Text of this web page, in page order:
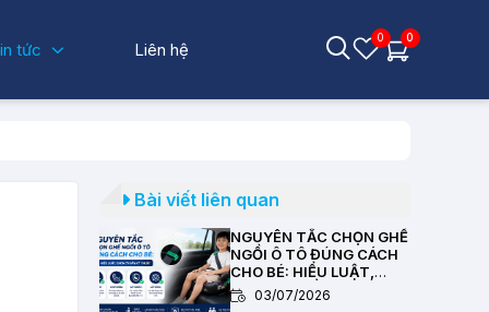
tức Liên hệ
0 0
Bài viết liên quan
NGUYÊN TẮC CHỌN GHẾ
NGỒI Ô TÔ ĐÚNG CÁCH
CHO BÉ: HIỂU LUẬT,
CHỌN CHUẨN KỸ THUẬT
03/07/2026